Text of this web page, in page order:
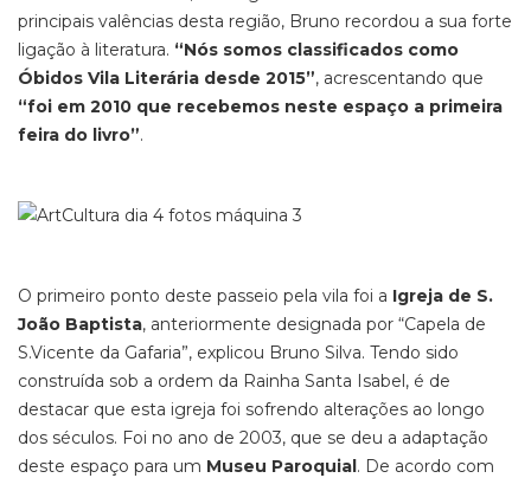
principais valências desta região, Bruno recordou a sua forte
ligação à literatura. “Nós somos classificados como
Óbidos Vila Literária desde 2015”, acrescentando que
“foi em 2010 que recebemos neste espaço a primeira
feira do livro”.
O primeiro ponto deste passeio pela vila foi a Igreja de S.
João Baptista, anteriormente designada por “Capela de
S.Vicente da Gafaria”, explicou Bruno Silva. Tendo sido
construída sob a ordem da Rainha Santa Isabel, é de
destacar que esta igreja foi sofrendo alterações ao longo
dos séculos. Foi no ano de 2003, que se deu a adaptação
deste espaço para um Museu Paroquial. De acordo com